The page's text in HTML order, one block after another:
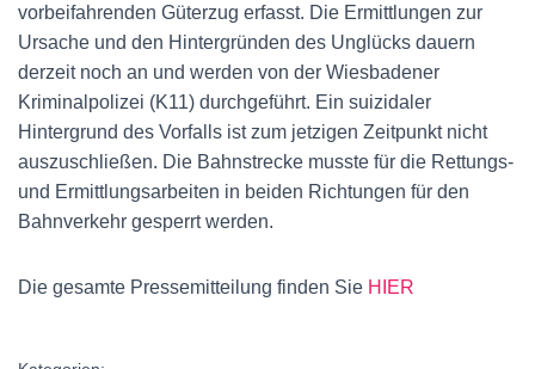
vorbeifahrenden Güterzug erfasst. Die Ermittlungen zur
Ursache und den Hintergründen des Unglücks dauern
derzeit noch an und werden von der Wiesbadener
Kriminalpolizei (K11) durchgeführt. Ein suizidaler
Hintergrund des Vorfalls ist zum jetzigen Zeitpunkt nicht
auszuschließen. Die Bahnstrecke musste für die Rettungs-
und Ermittlungsarbeiten in beiden Richtungen für den
Bahnverkehr gesperrt werden.
Die gesamte Pressemitteilung finden Sie HIER